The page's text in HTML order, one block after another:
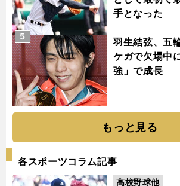
手となった
羽生結弦、五
ケガで欠場中
強」で成長
5
もっと見る
各スポーツコラム記事
高校野球他